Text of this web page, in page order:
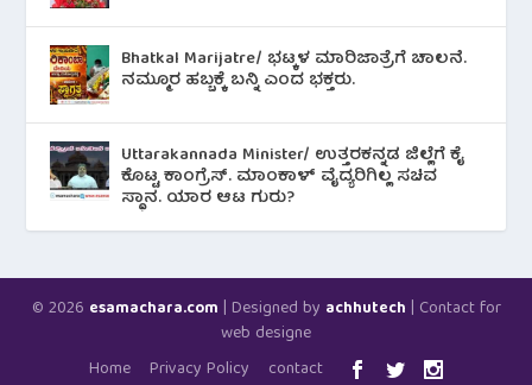
Bhatkal Marijatre/ ಭಟ್ಕಳ ಮಾರಿಜಾತ್ರೆಗೆ ಚಾಲನೆ.
ನಮ್ಮೂರ ಹಬ್ಬಕ್ಕೆ ಬನ್ನಿ ಎಂದ ಭಕ್ತರು.
Uttarakannada Minister/ ಉತ್ತರಕನ್ನಡ ಜಿಲ್ಲೆಗೆ ಕೈ
ಕೊಟ್ಟ ಕಾಂಗ್ರೆಸ್. ಮಾಂಕಾಳ್ ವೈದ್ಯರಿಗಿಲ್ಲ ಸಚಿವ
ಸ್ಥಾನ. ಯಾರ ಆಟ ಗುರು?
© 2026 esamachara.com | Designed by achhutech | Contact for
web designe
Home
Privacy Policy contact